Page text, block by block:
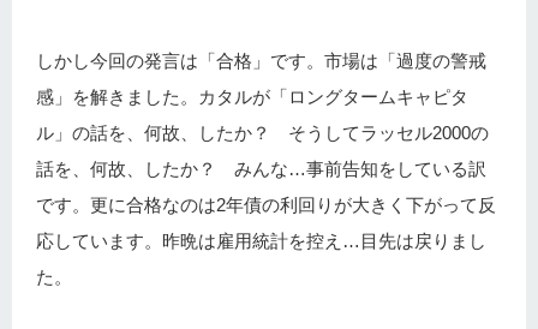
しかし今回の発言は「合格」です。市場は「過度の警戒
感」を解きました。カタルが「ロングタームキャピタ
ル」の話を、何故、したか？ そうしてラッセル2000の
話を、何故、したか？ みんな…事前告知をしている訳
です。更に合格なのは2年債の利回りが大きく下がって反
応しています。昨晩は雇用統計を控え…目先は戻りまし
た。